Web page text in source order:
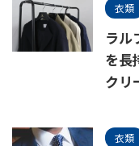
衣類
ラル
を長
クリ
衣類